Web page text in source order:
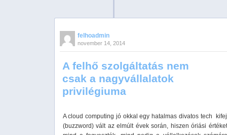
felhoadmin
november 14, 2014
A felhő szolgáltatás nem
csak a nagyvállalatok
privilégiuma
A cloud computing jó okkal egy hatalmas divatos tech
(buzzword) vált az elmúlt évek során, hiszen óriási